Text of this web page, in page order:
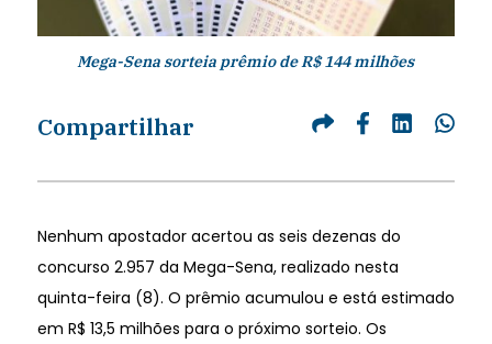
Mega-Sena sorteia prêmio de R$ 144 milhões
Compartilhar
Nenhum apostador acertou as seis dezenas do
concurso 2.957 da Mega-Sena, realizado nesta
quinta-feira (8). O prêmio acumulou e está estimado
em R$ 13,5 milhões para o próximo sorteio. Os